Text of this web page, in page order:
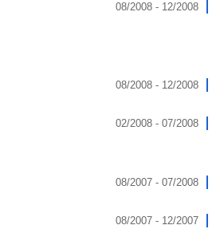
08/2008 - 12/2008
08/2008 - 12/2008
02/2008 - 07/2008
08/2007 - 07/2008
08/2007 - 12/2007